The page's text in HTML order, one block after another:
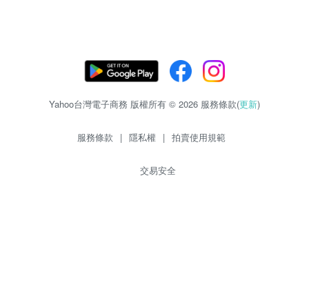
Yahoo台灣電子商務 版權所有 © 2026 服務條款(更新)
服務條款 | 隱私權 | 拍賣使用規範
交易安全